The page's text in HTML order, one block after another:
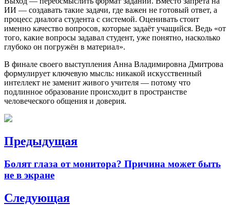
ИИ — создавать такие задачи, где важен не готовый ответ, а
процесс диалога студента с системой. Оценивать стоит
именно качество вопросов, которые задаёт учащийся. Ведь «от
того, какие вопросы задавал студент, уже понятно, насколько
глубоко он погружён в материал».
В финале своего выступления Анна Владимировна Дмитрова
формулирует ключевую мысль: никакой искусственный
интеллект не заменит живого учителя — потому что
подлинное образование происходит в пространстве
человеческого общения и доверия.
Навигация
записям
Предыдущая
Previous
Болят глаза от монитора? Причина может быть
не в экране
Следующая